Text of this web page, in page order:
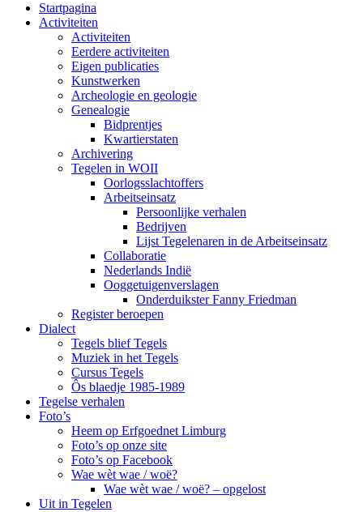
Startpagina
Activiteiten
Activiteiten
Eerdere activiteiten
Eigen publicaties
Kunstwerken
Archeologie en geologie
Genealogie
Bidprentjes
Kwartierstaten
Archivering
Tegelen in WOII
Oorlogsslachtoffers
Arbeitseinsatz
Persoonlijke verhalen
Bedrijven
Lijst Tegelenaren in de Arbeitseinsatz
Collaboratie
Nederlands Indië
Ooggetuigenverslagen
Onderduikster Fanny Friedman
Register beroepen
Dialect
Tegels blief Tegels
Muziek in het Tegels
Cursus Tegels
Ôs blaedje 1985-1989
Tegelse verhalen
Foto’s
Heem op Erfgoednet Limburg
Foto’s op onze site
Foto’s op Facebook
Wae wèt wae / woë?
Wae wèt wae / woë? – opgelost
Uit in Tegelen